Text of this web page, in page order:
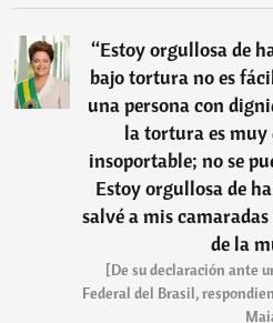
“Estoy orgullosa de
bajo tortura no es
una persona con
la tortura es
insoportable; no se
Estoy orgullosa de
salvé a mis
de la
[De su declaración ante
Federal del Brasil,